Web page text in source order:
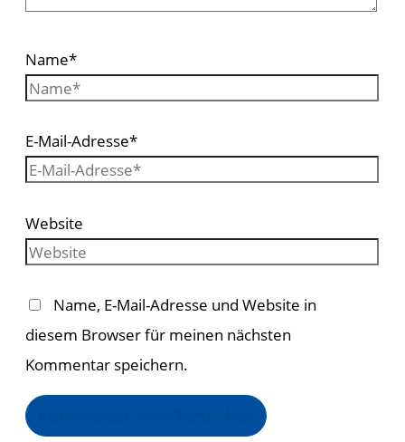
Name*
E-Mail-Adresse*
Website
Name, E-Mail-Adresse und Website in
diesem Browser für meinen nächsten
Kommentar speichern.